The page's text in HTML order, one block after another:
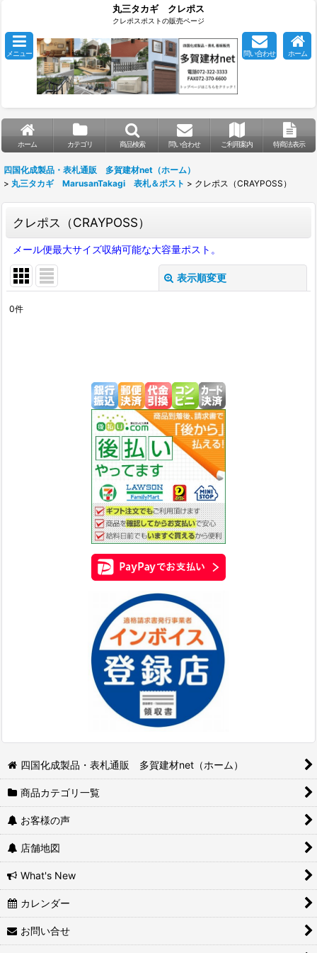
丸三タカギ クレポス
クレポスポストの販売ページ
メニュー 問い合わせ ホーム
ホーム カテゴリ 商品検索 問い合わせ ご利用案内 特商法表示
四国化成製品・表札通販 多賀建材net（ホーム）
> 丸三タカギ MarusanTakagi 表札＆ポスト > クレポス（CRAYPOSS）
クレポス（CRAYPOSS）
メール便最大サイズ収納可能な大容量ポスト。
表示順変更
絞り込む
0件
四国化成製品・表札通販 多賀建材net（ホーム）
商品カテゴリ一覧
お客様の声
店舗地図
What's New
カレンダー
お問い合せ